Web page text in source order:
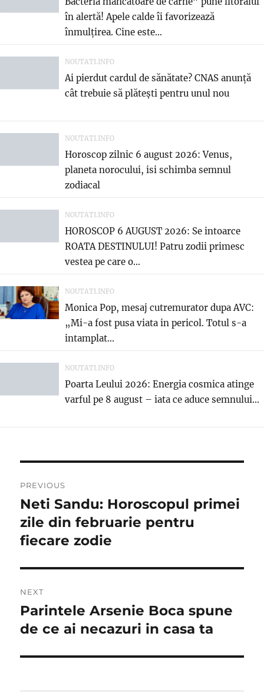
în alertă! Apele calde îi favorizează
înmulțirea. Cine este...
NOUTATI.INFO
Ai pierdut cardul de sănătate? CNAS anunță
cât trebuie să plătești pentru unul nou
NOUTATI.INFO
Horoscop zilnic 6 august 2026: Venus,
planeta norocului, isi schimba semnul
zodiacal
NOUTATI.INFO
HOROSCOP 6 AUGUST 2026: Se intoarce
ROATA DESTINULUI! Patru zodii primesc
vestea pe care o...
NOUTATI.INFO
Monica Pop, mesaj cutremurator dupa AVC:
„Mi-a fost pusa viata in pericol. Totul s-a
intamplat...
NOUTATI.INFO
Poarta Leului 2026: Energia cosmica atinge
varful pe 8 august – iata ce aduce semnului...
în
articole
PREVIOUS
Previous
post:
Neti Sandu: Horoscopul primei
zile din februarie pentru
fiecare zodie
NEXT
Next
post:
Parintele Arsenie Boca spune
de ce ai necazuri in casa ta